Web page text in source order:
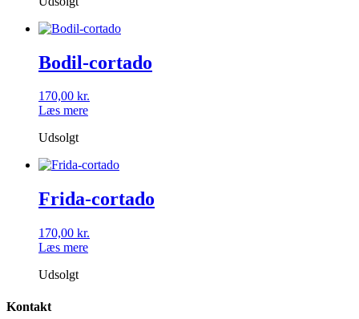
Bodil-cortado
170,00 kr.
Læs mere
Udsolgt
Frida-cortado
170,00 kr.
Læs mere
Udsolgt
Kontakt